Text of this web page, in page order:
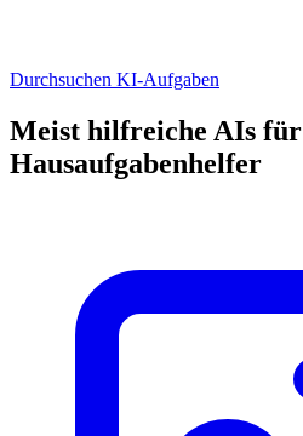
Durchsuchen KI-Aufgaben
Meist hilfreiche AIs für
Hausaufgabenhelfer